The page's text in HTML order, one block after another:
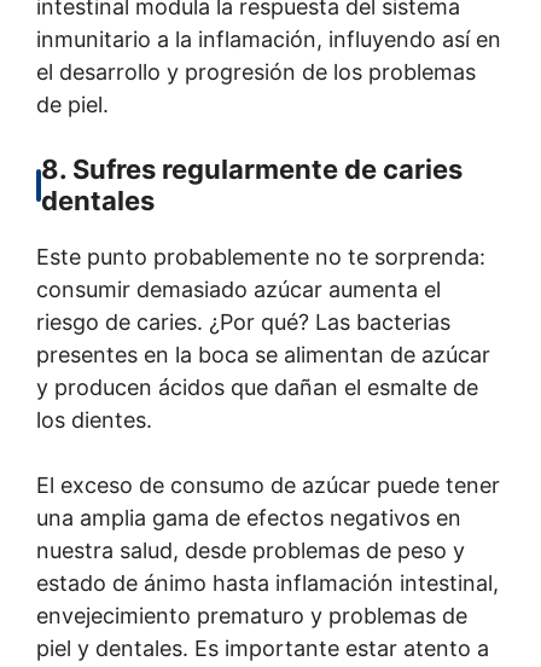
intestinal modula la respuesta del sistema
inmunitario a la inflamación, influyendo así en
el desarrollo y progresión de los problemas
de piel.
8. Sufres regularmente de caries
dentales
Este punto probablemente no te sorprenda:
consumir demasiado azúcar aumenta el
riesgo de caries. ¿Por qué? Las bacterias
presentes en la boca se alimentan de azúcar
y producen ácidos que dañan el esmalte de
los dientes.
El exceso de consumo de azúcar puede tener
una amplia gama de efectos negativos en
nuestra salud, desde problemas de peso y
estado de ánimo hasta inflamación intestinal,
envejecimiento prematuro y problemas de
piel y dentales. Es importante estar atento a